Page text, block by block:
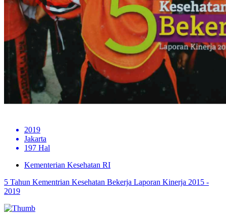
2019
Jakarta
197 Hal
Kementerian Kesehatan RI
5 Tahun Kementrian Kesehatan Bekerja Laporan Kinerja 2015 -
2019